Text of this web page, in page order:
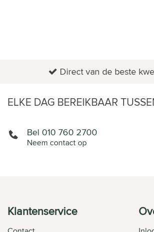
Direct van de beste
ELKE DAG BEREIKBAAR
Bel 010 760 2700
Neem contact op
Klantenservice